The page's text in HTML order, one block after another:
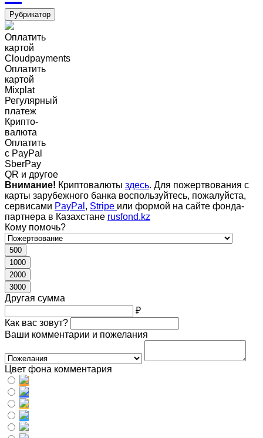
Рубрикатор
Оплатить
картой
Cloudpayments
Оплатить
картой
Mixplat
Регулярный
платеж
Крипто-
валюта
Оплатить
c PayPal
SberPay
QR и другое
Внимание! Криптовалюты здесь. Для пожертвования с
карты зарубежного банка воспользуйтесь, пожалуйста,
сервисами PayPal , Stripe или формой на сайте фонда-
партнера в Казахстане rusfond.kz
Кому помочь?
500
1000
2000
3000
Другая сумма
₽
Как вас зовут?
Ваши комментарии и пожелания
Цвет фона комментария